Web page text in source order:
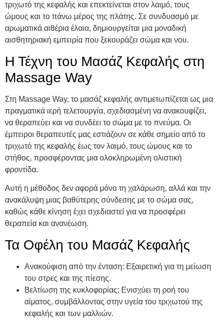
τριχωτό της κεφαλής και επεκτείνεται στον λαιμό, τους
ώμους και το πάνω μέρος της πλάτης. Σε συνδυασμό με
αρωματικά αιθέρια έλαια, δημιουργείται μια μοναδική
αισθητηριακή εμπειρία που ξεκουράζει σώμα και νου.
Η Τέχνη του Μασάζ Κεφαλής στη
Massage Way
Στη Massage Way, το μασάζ κεφαλής αντιμετωπίζεται ως μια
πραγματικά ιερή τελετουργία, σχεδιασμένη να ανακουφίζει,
να θεραπεύει και να συνδέει το σώμα με το πνεύμα. Οι
έμπειροι θεραπευτές μας εστιάζουν σε κάθε σημείο από το
τριχωτό της κεφαλής έως τον λαιμό, τους ώμους και το
στήθος, προσφέροντας μια ολοκληρωμένη ολιστική
φροντίδα.
Αυτή η μέθοδος δεν αφορά μόνο τη χαλάρωση, αλλά και την
ανακάλυψη μιας βαθύτερης σύνδεσης με το σώμα σας,
καθώς κάθε κίνηση έχει σχεδιαστεί για να προσφέρει
θεραπεία και ανανέωση.
Τα Οφέλη του Μασάζ Κεφαλής
Ανακούφιση από την ένταση: Εξαιρετική για τη μείωση
του στρες και της πίεσης.
Βελτίωση της κυκλοφορίας: Ενισχύει τη ροή του
αίματος, συμβάλλοντας στην υγεία του τριχωτού της
κεφαλής και των μαλλιών.